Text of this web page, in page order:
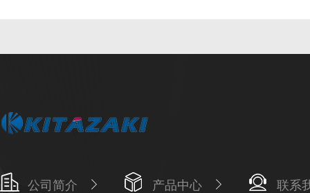
公司简介 产品中心 联系